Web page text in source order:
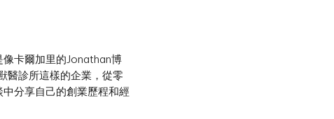
像卡爾加里的Jonathan博
醫診所這樣的企業，從零
分享自己的創業歷程和經